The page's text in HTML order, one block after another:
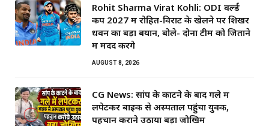
Rohit Sharma Virat Kohli: ODI वर्ल्ड
कप 2027 में रोहित-विराट के खेलने पर शिखर
धवन का बड़ा बयान, बोले- दोनों टीम को जिताने
में मदद करेंगे
AUGUST 8, 2026
CG News: सांप के काटने के बाद गले में
लपेटकर बाइक से अस्पताल पहुंचा युवक,
पहचान कराने उठाया बड़ा जोखिम